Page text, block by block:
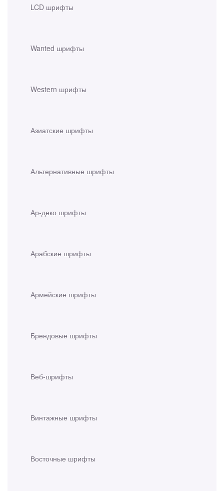
LCD шрифты
Wanted шрифты
Western шрифты
Азиатские шрифты
Альтернативные шрифты
Ар-деко шрифты
Арабские шрифты
Армейские шрифты
Брендовые шрифты
Веб-шрифты
Винтажные шрифты
Восточные шрифты